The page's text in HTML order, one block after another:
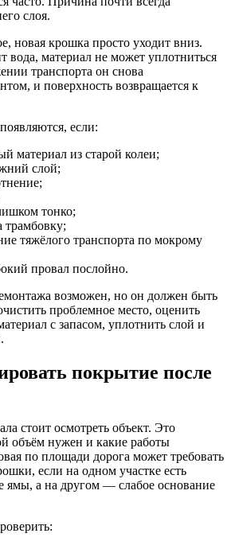
слоя.
новая крошка просто уходит вниз.
вода, материал не может уплотниться
транспорта он снова
и поверхность возвращается к
если:
материал из старой колеи;
слой;
тонко;
трамбовку;
тяжёлого транспорта по мокрому
провал послойно.
возможен, но он должен быть
проблемное место, оценить
с запасом, уплотнить слой и
покрытие после
стоит осмотреть объект. Это
объём нужен и какие работы
по площади дорога может требовать
если на одном участке есть
ямы, а на другом — слабое основание